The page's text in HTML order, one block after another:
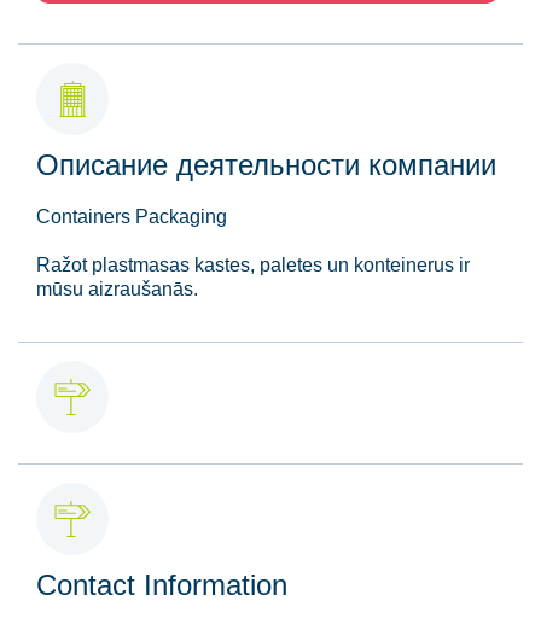
Описание деятельности компании
Containers Packaging
Ražot plastmasas kastes, paletes un konteinerus ir
mūsu aizraušanās.
Contact Information